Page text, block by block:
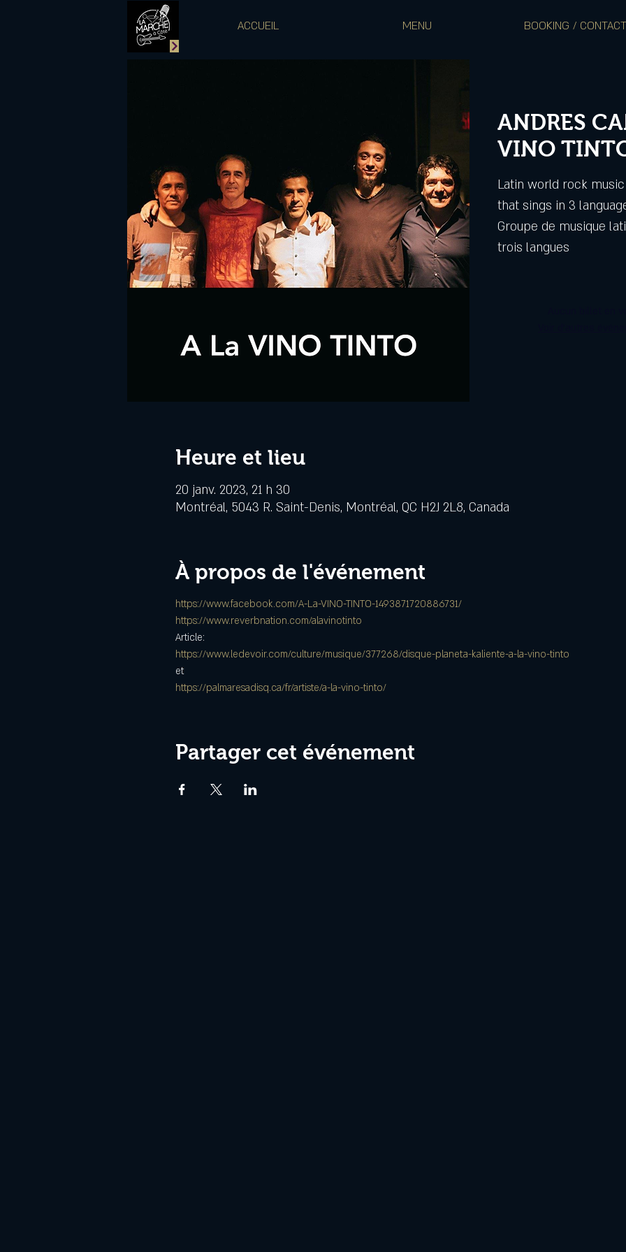
ACCUEIL MENU BOOKING / CONTACT
ANDRES
VINO
Latin world rock
that sings in 3
Groupe de musique
trois langues
Heure et lieu
20 janv. 2023, 21 h 30
Montréal, 5043 R. Saint-Denis, Montréal, QC H2J 2L8, Canada
À propos de l'événement
https://www.facebook.com/A-La-VINO-TINTO-1493871720886731/
https://www.reverbnation.com/alavinotinto
Article:
https://www.ledevoir.com/culture/musique/377268/disque-planeta-kaliente-a-la-vino-tinto
et
https://palmaresadisq.ca/fr/artiste/a-la-vino-tinto/
Partager cet événement